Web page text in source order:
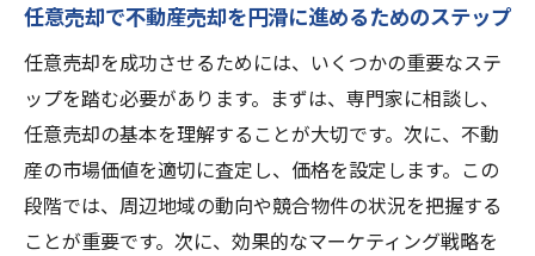
の活用法
法律の専門家による契約書のレビュー
信頼できる不動産エージェントの選定基準
任意売却プロセスにおける弁護士の役割
金融アドバイザーによる資金計画の策定
専門家チームと連携した売却戦略の構築
任意売却で不動産売却を円滑に進めるためのステップ
任意売却を成功させるためには、いくつかの重要なステ
ップを踏む必要があります。まずは、専門家に相談し、
任意売却の基本を理解することが大切です。次に、不動
産の市場価値を適切に査定し、価格を設定します。この
段階では、周辺地域の動向や競合物件の状況を把握する
ことが重要です。次に、効果的なマーケティング戦略を